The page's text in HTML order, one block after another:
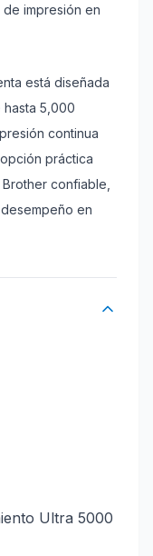
impresión en
está diseñada
5,000
continua
práctica
confiable,
en
Ultra 5000